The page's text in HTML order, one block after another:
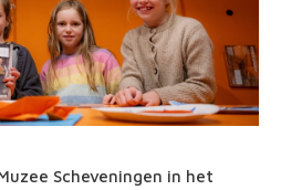
Scheveningen in het